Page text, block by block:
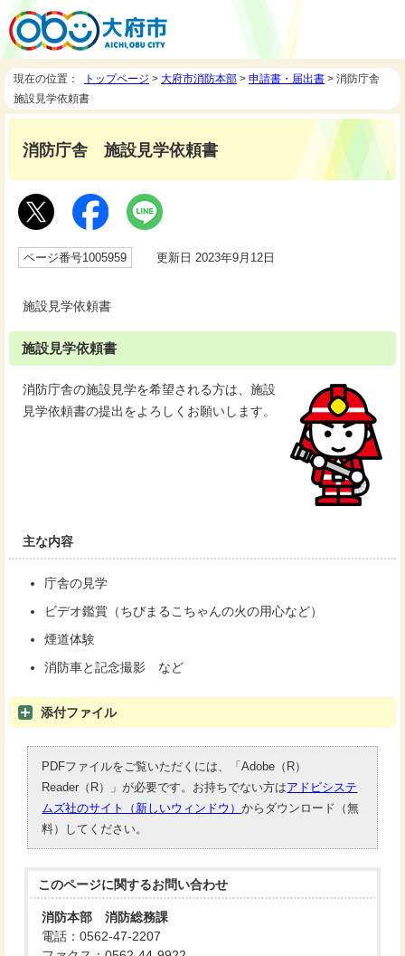
現在の位置： トップページ > 大府市消防本部 > 申請書・届出書 > 消防庁舎
施設見学依頼書
消防庁舎 施設見学依頼書
ページ番号1005959 更新日 2023年9月12日
施設見学依頼書
施設見学依頼書
消防庁舎の施設見学を希望される方は、施設
見学依頼書の提出をよろしくお願いします。
主な内容
庁舎の見学
ビデオ鑑賞（ちびまるこちゃんの火の用心など）
煙道体験
消防車と記念撮影 など
添付ファイル
PDFファイルをご覧いただくには、「Adobe（R）
Reader（R）」が必要です。お持ちでない方はアドビシステ
ムズ社のサイト（新しいウィンドウ）からダウンロード（無
料）してください。
このページに関するお問い合わせ
消防本部 消防総務課
電話：0562-47-2207